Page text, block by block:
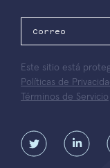
Este sitio está
Políticas de
Términos de Servicio